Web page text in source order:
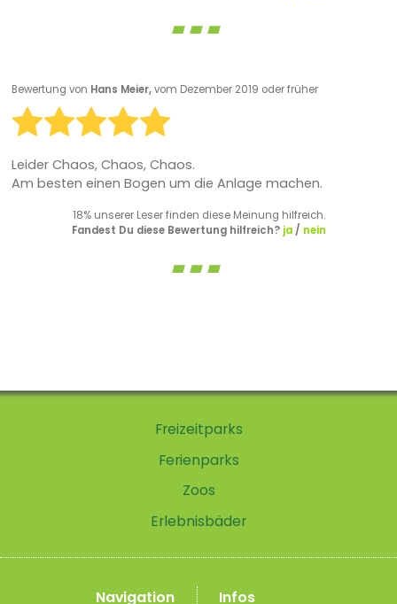
Bewertung von Hans Meier,vom Dezember 2019 oder früher
Leider Chaos, Chaos, Chaos.
Am besten einen Bogen um die Anlage machen.
18% unserer Leser finden diese Meinung hilfreich.
Fandest Du diese Bewertung hilfreich? ja/ nein
Freizeitparks
Ferienparks
Zoos
Erlebnisbäder
Navigation
Infos